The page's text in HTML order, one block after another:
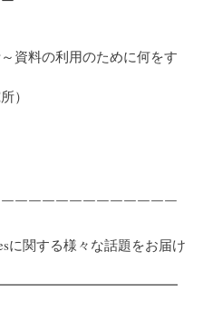
資料の利用のために何をす
）
￣￣￣￣￣￣￣￣￣￣￣￣
に関する様々な話題をお届け